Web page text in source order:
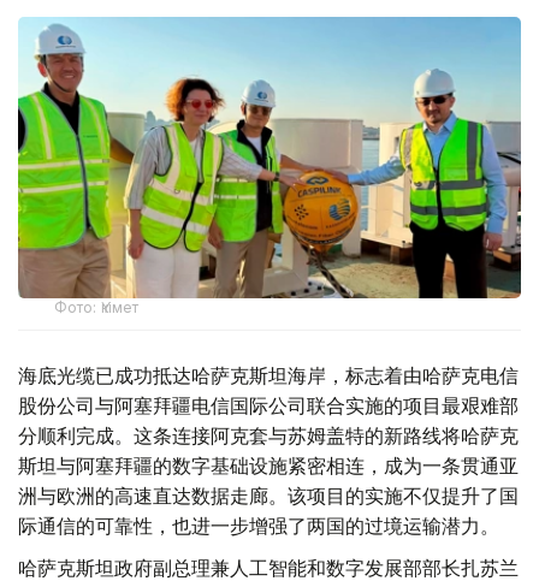
Фото: Үкімет
海底光缆已成功抵达哈萨克斯坦海岸，标志着由哈萨克电信
股份公司与阿塞拜疆电信国际公司联合实施的项目最艰难部
分顺利完成。这条连接阿克套与苏姆盖特的新路线将哈萨克
斯坦与阿塞拜疆的数字基础设施紧密相连，成为一条贯通亚
洲与欧洲的高速直达数据走廊。该项目的实施不仅提升了国
际通信的可靠性，也进一步增强了两国的过境运输潜力。
哈萨克斯坦政府副总理兼人工智能和数字发展部部长扎苏兰